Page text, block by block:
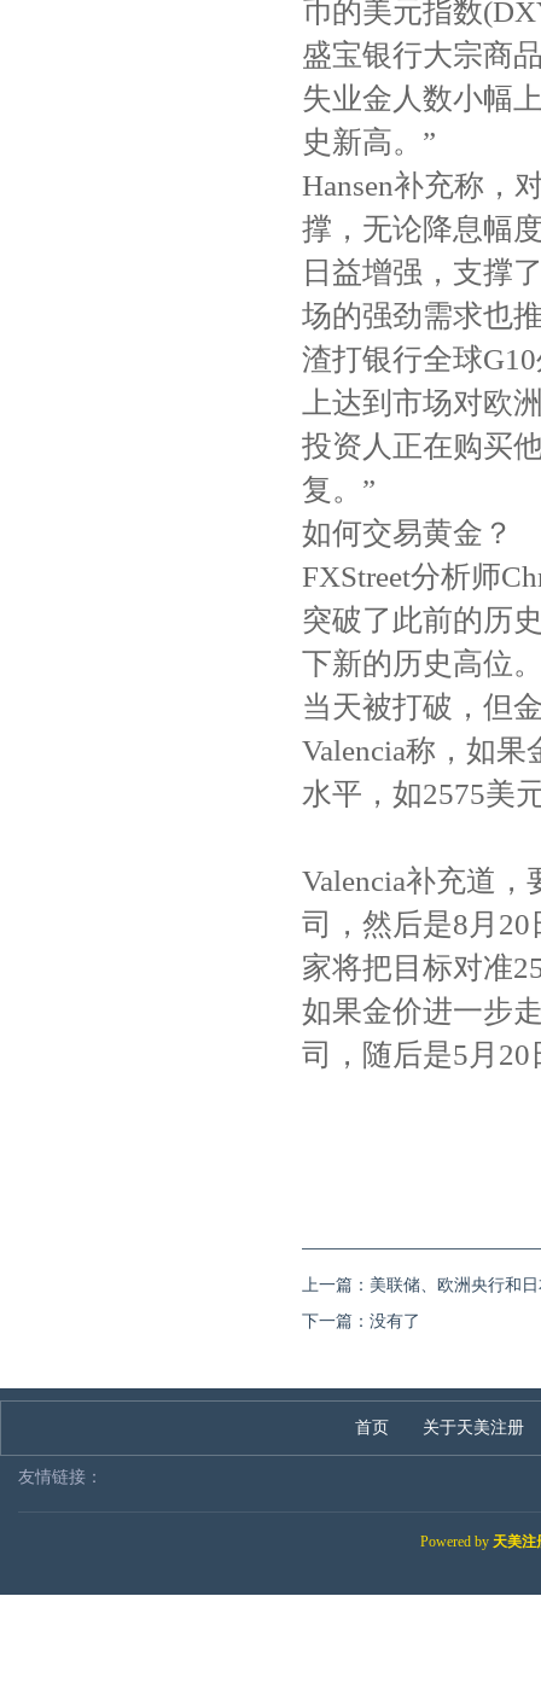
币的美元指数
盛宝银行大宗商
失业金人数小幅
史新高。”
Hansen补充称，
撑，无论降息幅
日益增强，支撑
场的强劲需求也
渣打银行全球
上达到市场对欧
投资人正在购买
复。”
如何交易黄金？
FXStreet分析师
突破了此前的历
下新的历史高位
当天被打破，但
Valencia称，如
水平，如2575美
Valencia补充道
司，然后是8月
家将把目标对准
如果金价进一步
司，随后是5月
上一篇： 美联储、欧洲央行和
下一篇：没有了
首页 关于天美注册
友情链接：
Powered by 天美注